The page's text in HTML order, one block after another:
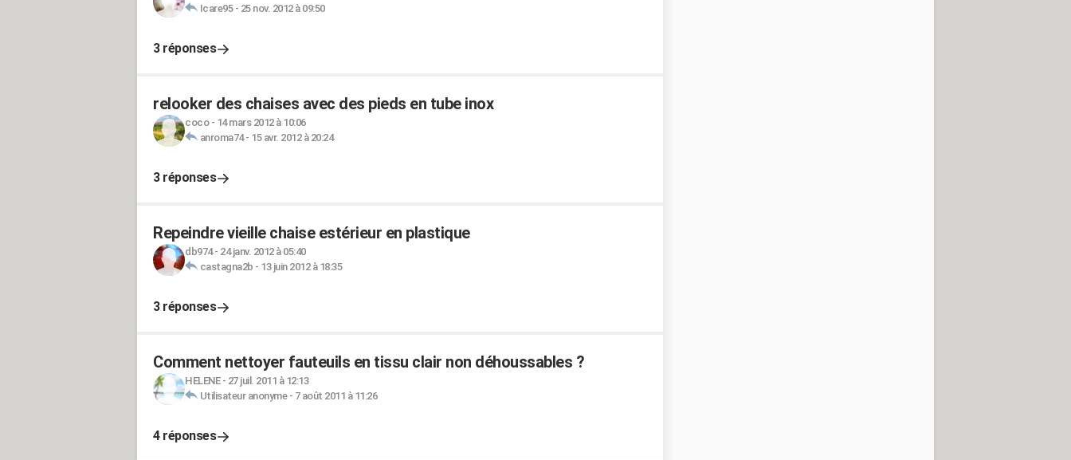
Icare95- 25 nov. 2012 à 09:50
3 réponses
relooker des chaises avec des pieds en tube inox
coco- 14 mars 2012 à 10:06
anroma74- 15 avr. 2012 à 20:24
3 réponses
Repeindre vieille chaise estérieur en plastique
db974- 24 janv. 2012 à 05:40
castagna2b - 13 juin 2012 à 18:35
3 réponses
Comment nettoyer fauteuils en tissu clair non déhoussables ?
HELENE- 27 juil. 2011 à 12:13
Utilisateur anonyme- 7 août 2011 à 11:26
4 réponses